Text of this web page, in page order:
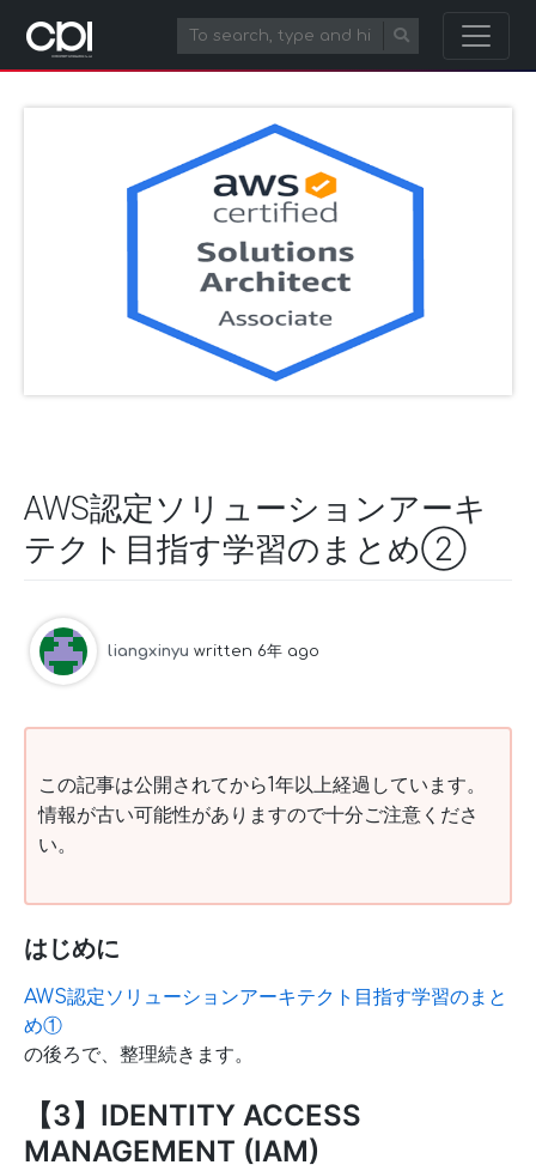
AWS認定ソリューションアーキ
テクト目指す学習のまとめ②
liangxinyu written 6年 ago
この記事は公開されてから1年以上経過しています。
情報が古い可能性がありますので十分ご注意くださ
い。
はじめに
AWS認定ソリューションアーキテクト目指す学習のまと
め①
の後ろで、整理続きます。
【3】IDENTITY ACCESS
MANAGEMENT (IAM)